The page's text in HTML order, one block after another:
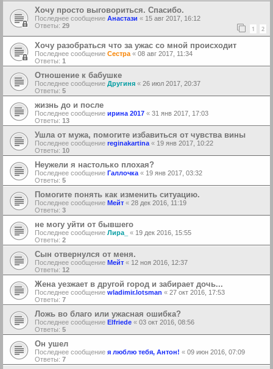
Хочу просто выговориться. Спасибо.
Последнее сообщение Анастази « 15 авг 2017, 16:12
Ответы: 29 1 2
Хочу разобраться что за ужас со мной происходит
Последнее сообщение Сестра « 08 авг 2017, 11:34
Ответы: 1
Отношение к бабушке
Последнее сообщение Другиня « 26 июл 2017, 20:37
Ответы: 5
жизнь до и после
Последнее сообщение ирина 2017 « 31 янв 2017, 17:03
Ответы: 13
Ушла от мужа, помогите избавиться от чувства вины
Последнее сообщение reginakartina « 19 янв 2017, 10:22
Ответы: 10
Неужели я настолько плохая?
Последнее сообщение Галлочка « 19 янв 2017, 03:32
Ответы: 5
Помогите понять как изменить ситуацию.
Последнее сообщение Мейт « 28 дек 2016, 11:19
Ответы: 3
не могу уйти от бывшего
Последнее сообщение Лира_ « 19 дек 2016, 15:55
Ответы: 2
Сын отвернулся от меня.
Последнее сообщение Мейт « 12 ноя 2016, 12:37
Ответы: 12
Жена уезжает в другой город и забирает дочь...
Последнее сообщение wladimir.lotsman « 27 окт 2016, 17:53
Ответы: 7
Ложь во благо или ужасная ошибка?
Последнее сообщение Elfriede « 03 окт 2016, 08:56
Ответы: 5
Он ушел
Последнее сообщение я люблю тебя, Антон! « 09 июн 2016, 07:09
Ответы: 7